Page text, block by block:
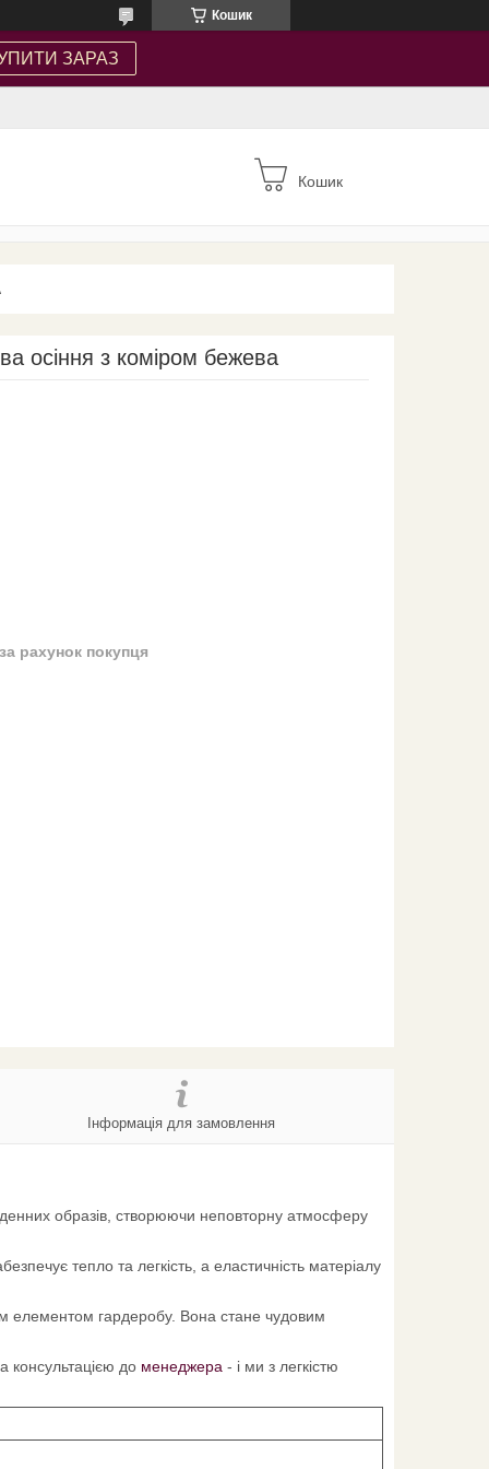
Кошик
ЗАРАЗ
Кошик
осіння з коміром бежева
рахунок покупця
Інформація для замовлення
образів, створюючи неповторну атмосферу
тепло та легкість, а еластичність матеріалу
елементом гардеробу. Вона стане чудовим
консультацією до менеджера - і ми з легкістю